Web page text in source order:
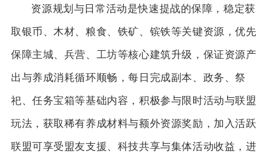
资源规划与日常活动是快速提战的保障，稳定获
取银币、木材、粮食、铁矿、镔铁等关键资源，优先
保障主城、兵营、工坊等核心建筑升级，保证资源产
出与养成消耗循环顺畅，每日完成副本、政务、祭
祀、任务宝箱等基础内容，积极参与限时活动与联盟
玩法，获取稀有养成材料与额外资源奖励，加入活跃
联盟可享受盟友支援、科技共享与集体活动收益，进